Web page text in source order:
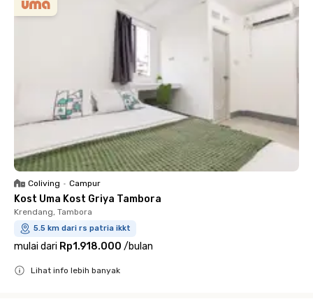
Coliving • Campur
Kost Uma Kost Griya Tambora
Krendang, Tambora
5.5 km dari rs patria ikkt
mulai dari Rp1.918.000 /bulan
Lihat info lebih banyak